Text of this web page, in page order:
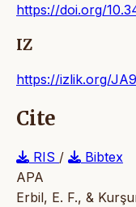
https://doi.org/
IZ
https://izlik.org/
Cite
RIS /
Bibtex
APA
Erbil, E. F., &